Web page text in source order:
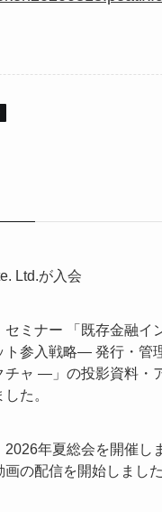
Ltd.が入会
セミナー 「既存金融イ
ト参入戦略― 発行・管
チャ ―」の投影資料・
た。
2026年夏総会を開催し
の配信を開始しました